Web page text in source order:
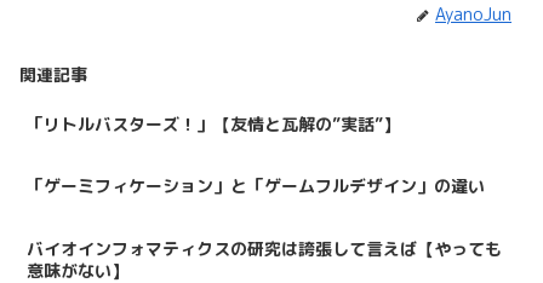
AyanoJun
関連記事
「リトルバスターズ！」【友情と瓦解の”実話”】
「ゲーミフィケーション」と「ゲームフルデザイン」の違い
バイオインフォマティクスの研究は誇張して言えば【やっても
意味がない】